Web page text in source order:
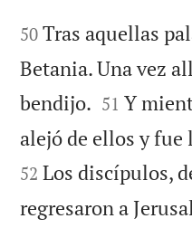


50 Tras aquellas
Betania. Una vez
bendijo. 

51 Y
alejó de ellos y fue
52 Los discípulos,
regresaron a